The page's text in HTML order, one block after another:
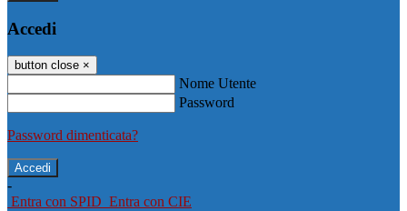
Accedi
button close ×
Nome Utente
Password
Password dimenticata?
-
Entra con SPID Entra con CIE